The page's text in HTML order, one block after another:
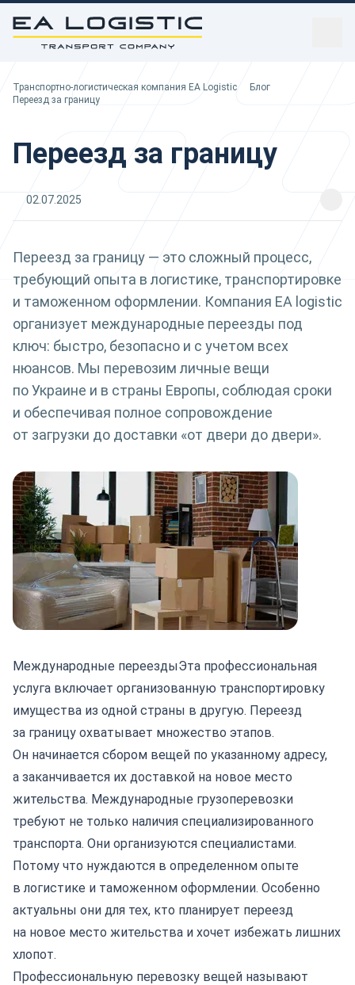
Вы здесь:
Транспортно-логистическая компания EA Logistic
Блог
Переезд за границу
Переезд за границу
02.07.2025
Переезд за границу — это сложный процесс,
требующий опыта в логистике, транспортировке
и таможенном оформлении. Компания EA logistic
организует международные переезды под
ключ: быстро, безопасно и с учетом всех
нюансов. Мы перевозим личные вещи
по Украине и в страны Европы, соблюдая сроки
и обеспечивая полное сопровождение
от загрузки до доставки «от двери до двери».
Международные переездыЭта профессиональная
услуга включает организованную транспортировку
имущества из одной страны в другую. Переезд
за границу охватывает множество этапов.
Он начинается сбором вещей по указанному адресу,
а заканчивается их доставкой на новое место
жительства. Международные грузоперевозки
требуют не только наличия специализированного
транспорта. Они организуются специалистами.
Потому что нуждаются в определенном опыте
в логистике и таможенном оформлении. Особенно
актуальны они для тех, кто планирует переезд
на новое место жительства и хочет избежать лишних
хлопот.
Профессиональную перевозку вещей называют